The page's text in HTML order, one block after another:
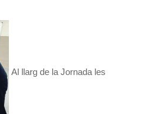
Al llarg de la Jornada les